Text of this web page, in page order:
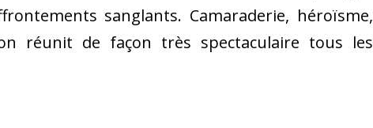
sanglants. Camaraderie, héroïsme,
réunit de façon très spectaculaire tous les